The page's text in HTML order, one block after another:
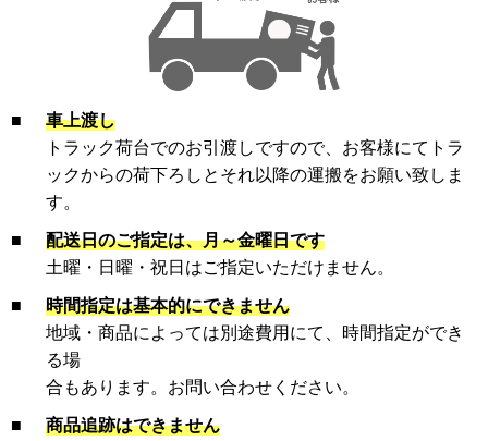
■
車上渡し
トラック荷台でのお引渡しですので、お客様にてトラ
ックからの荷下ろしとそれ以降の運搬をお願い致しま
す。
■
配送日のご指定は、月～金曜日です
土曜・日曜・祝日はご指定いただけません。
■
時間指定は基本的にできません
地域・商品によっては別途費用にて、時間指定ができ
る場
合もあります。お問い合わせください。
■
商品追跡はできません